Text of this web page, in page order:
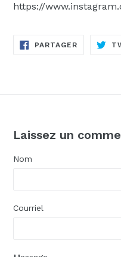
https://
PARTAGERPARTAGER
Laissez un
Nom
Courriel